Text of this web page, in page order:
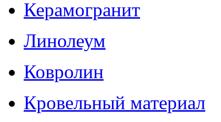
Керамогранит
Линолеум
Ковролин
Кровельный материал